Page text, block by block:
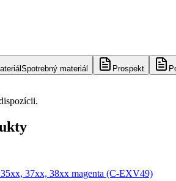
Spotrebný materiál Prospekt
37xx, 38xx magenta (C-EXV49)